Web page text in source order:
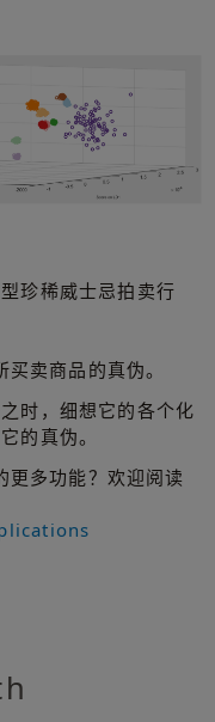
珍稀威士忌拍卖行
卖商品的真伪。
时，细想它的各个化
的真伪。
多功能？欢迎阅读